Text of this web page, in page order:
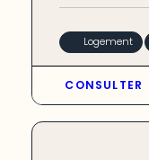
Logement
CONSULTER